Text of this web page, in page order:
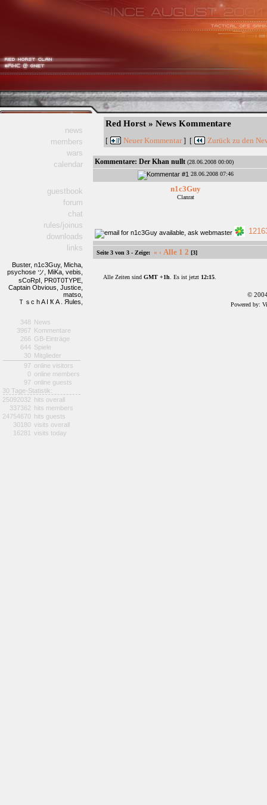
news
members
wars
calendar
guestbook
forum
chat
rules/joinus
downloads
links
Buster, n1c3Guy, Micha,
psychose ツ,
MiKa, vebis,
sCoRpI,
PR0T0TYPE,
Captain Obvious, Justice,
matso,
Ｔｓc h A I Ҟ A . Яules,
348 News
3967 Kommentare
266 GB-Einträge
644 Spiele
30 Mitglieder
97 online visitors
0 online members
97 online guests
30 Tage-Statistik:
25092032 hits overall
337362 hits members
24754670 hits guests
30180 visits overall
16281 visits today
Red Horst » News Kommentare
[ Neuer Kommentar] [ Zurück zu den
Kommentare: Der Khan nullt (28.06.2008 00:00)
28.06.2008 07:46
n1c3Guy
Clanrat
Seite 3 von 3 - Zeige: « ‹ Alle 1 2 [3]
Alle Zeiten sind GMT +1h . Es ist jetzt 12:15
©
Powered by: